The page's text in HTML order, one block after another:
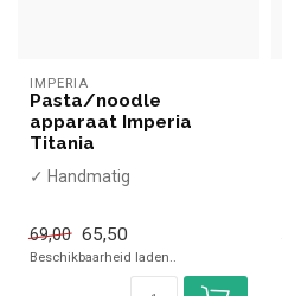
IMPERIA
Pasta/noodle
apparaat Imperia
Titania
✓ Handmatig
69,00 65,50
Beschikbaarheid laden..